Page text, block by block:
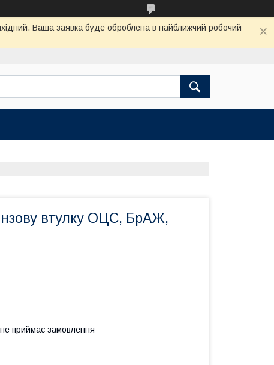
Ваша заявка буде оброблена в найближчий робочий
втулку ОЦС, БрАЖ,
приймає замовлення